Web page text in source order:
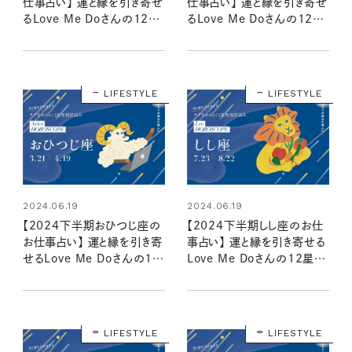
仕事占い】 運と縁を引き寄せ
るLove Me Doさんの12星
仕事占い】 運と縁を引き寄せ
るLove Me Doさんの12星
LIFESTYLE
2024.06.19
【2024下半期おひつじ座の
お仕事占い】 運と縁を引き寄
せるLove Me Doさんの12
LIFESTYLE
2024.06.19
【2024下半期しし座のお仕
事占い】 運と縁を引き寄せる
Love Me Doさんの12星座
LIFESTYLE LIFESTYLE